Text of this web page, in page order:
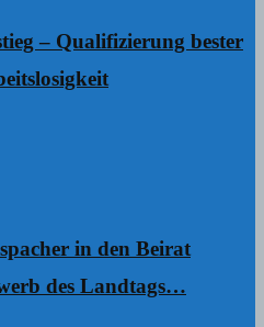
– Qualifizierung bester
in den Beirat
des Landtags…